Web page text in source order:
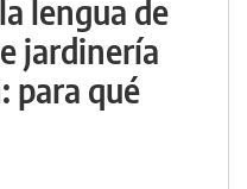
lengua de
jardinería
para qué